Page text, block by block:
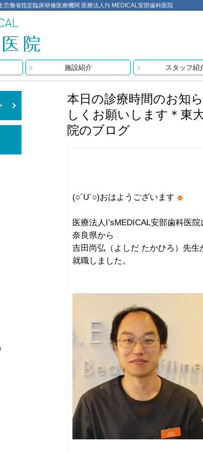
働省指定臨床研修医療機関 医療法人I's MEDICAL安部歯科医院
施設紹介 スタッフ紹
本日の診療時間のお知
しくお願いします＊東
院のブログ
(○´U`○)おはようございます
医療法人I’sMEDICAL安部歯科医院
奈良県から
吉田尚弘（よしだ たかひろ）先生
就職しました。